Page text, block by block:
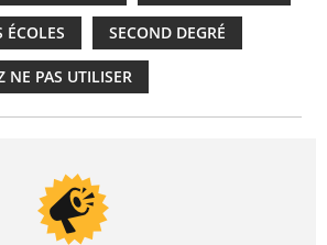
ÉCOLES SECOND DEGRÉ
NE PAS UTILISER